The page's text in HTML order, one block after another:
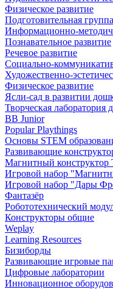
Физическое развитие
Подготовительная
Информационно-
Познавательное развитие
Речевое развитие
Социально-
Художественно-
Физическое развитие
Ясли-сад в развитии
Творческая лаборатория
BB Junior
Popular Playthings
Основы STEM
Развивающие
Магнитный
Игровой набор
Игровой набор "Дары
Фантазёр
Робототехнический
Конструкторы общие
Weplay
Learning Resources
Бизиборды
Развивающие игровые
Цифровые лаборатории
Инновационное